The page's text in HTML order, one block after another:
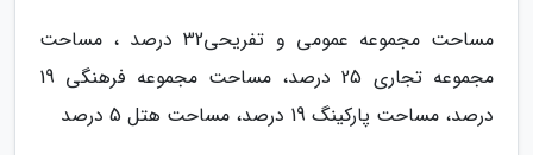
مساحت مجموعه عمومی و تفریحی32 درصد ، مساحت
مجموعه تجاری 25 درصد، مساحت مجموعه فرهنگی 19
درصد، مساحت پارکینگ 19 درصد، مساحت هتل 5 درصد